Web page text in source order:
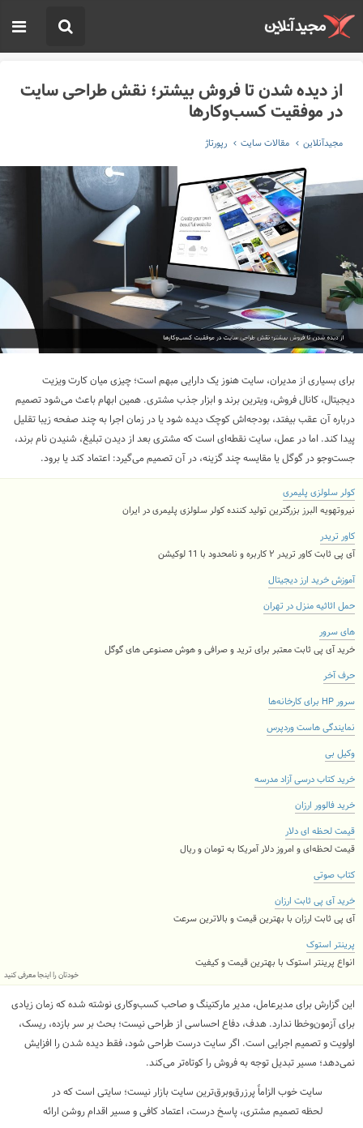
از دیده شدن تا فروش بیشتر؛ نقش طراحی سایت
در موفقیت کسب‌وکارها
مجیدآنلاین مقالات سایت رپورتاژ
برای بسیاری از مدیران، سایت هنوز یک دارایی مبهم است؛ چیزی میان کارت ویزیت
دیجیتال، کانال فروش، ویترین برند و ابزار جذب مشتری. همین ابهام باعث می‌شود تصمیم
درباره آن عقب بیفتد، بودجه‌اش کوچک دیده شود یا در زمان اجرا به چند صفحه زیبا تقلیل
پیدا کند. اما در عمل، سایت نقطه‌ای است که مشتری بعد از دیدن تبلیغ، شنیدن نام برند،
جست‌وجو در گوگل یا مقایسه چند گزینه، در آن تصمیم می‌گیرد: اعتماد کند یا برود.
کولر سلولزی پلیمری
نیروتهویه البرز بزرگترین تولید کننده کولر سلولزی پلیمری در ایران
کاور تریدر
آی پی ثابت کاور تریدر ۲ کاربره و نامحدود با 11 لوکیشن
آموزش خرید ارز دیجیتال
حمل اثاثیه منزل در تهران
های سرور
خرید آی پی ثابت معتبر برای ترید و صرافی و هوش مصنوعی های گوگل
حرف آخر
سرور HP برای کارخانه‌ها
نمایندگی هاست وردپرس
وکیل بی
خرید کتاب درسی آزاد مدرسه
خرید فالوور ارزان
قیمت لحظه ای دلار
قیمت لحظه‌ای و امروز دلار آمریکا به تومان و ریال
کتاب صوتی
خرید آی پی ثابت ارزان
آی پی ثابت ارزان با بهترین قیمت و بالاترین سرعت
پرینتر استوک
انواع پرینتر استوک با بهترین قیمت و کیفیت
خودتان را اینجا معرفی کنید
این گزارش برای مدیرعامل، مدیر مارکتینگ و صاحب کسب‌وکاری نوشته شده که زمان زیادی
برای آزمون‌وخطا ندارد. هدف، دفاع احساسی از طراحی نیست؛ بحث بر سر بازده، ریسک،
اولویت و تصمیم اجرایی است. اگر سایت درست طراحی شود، فقط دیده شدن را افزایش
نمی‌دهد؛ مسیر تبدیل توجه به فروش را کوتاه‌تر می‌کند.
سایت خوب الزاماً پرزرق‌وبرق‌ترین سایت بازار نیست؛ سایتی است که در
لحظه تصمیم مشتری، پاسخ درست، اعتماد کافی و مسیر اقدام روشن ارائه